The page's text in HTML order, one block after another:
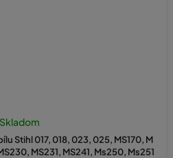
Stihl 017, 018, 023, 025, MS170, M
MS231, MS241, Ms250, Ms251
Skladom